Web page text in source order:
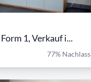
1, Verkauf i...
77% Nachlass